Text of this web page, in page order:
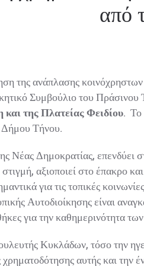
από
της ανάπλασης
Συμβούλιο του
της Πλατείας Φειδίου. Το
Τήνου.
Νέας Δημοκρατίας, επενδύει
αξιοποιεί στο έπακρο
για τις τοπικές
Αυτοδιοίκησης είναι
για την καθημερινότητα των
Κυκλάδων, τόσο την
χρηματοδότησης αυτής και την